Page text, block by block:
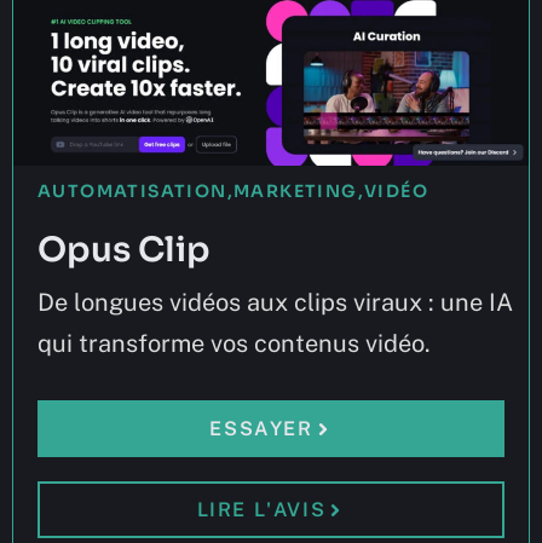
AUTOMATISATION ,MARKETING,VIDÉO
Opus Clip
De longues vidéos aux clips viraux : une IA
qui transforme vos contenus vidéo.
ESSAYER
LIRE L'AVIS